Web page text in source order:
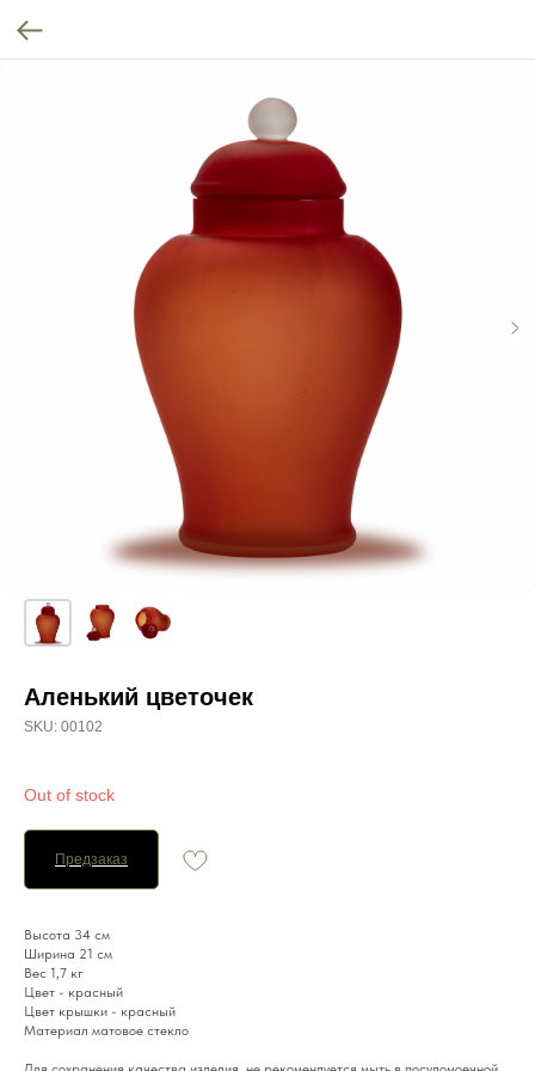
Аленький цветочек
SKU: 00102
Out of stock
Предзаказ
Высота 34 см
Ширина 21 см
Вес 1,7 кг
Цвет - красный
Цвет крышки - красный
Материал матовое стекло